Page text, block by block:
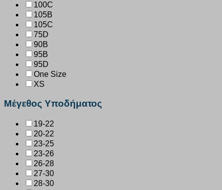
100C
105B
105C
75D
90B
95B
95D
One Size
XS
Μέγεθος Υποδήματος
19-22
20-22
23-25
23-26
26-28
27-30
28-30